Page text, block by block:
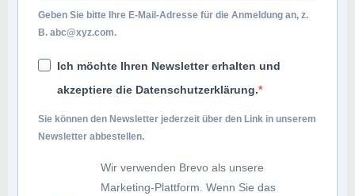
Geben Sie bitte Ihre E-Mail-Adresse für die Anmeldung an, z.
B. abc@xyz.com.
Ich möchte Ihren Newsletter erhalten und
akzeptiere die Datenschutzerklärung.
Sie können den Newsletter jederzeit über den Link in unserem
Newsletter abbestellen.
Wir verwenden Brevo als unsere
Marketing-Plattform. Wenn Sie das